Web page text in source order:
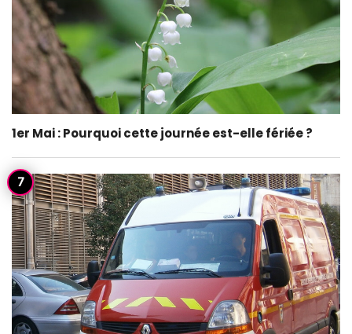
1er Mai : Pourquoi cette journée est-elle fériée ?